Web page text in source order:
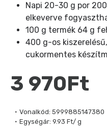
Vonalkód: 5999885147380
Egységár: 9.93 Ft/ g
3 970Ft
Napi 20-30 g por
elkeverve
100 g termék 64 g
400 g-os
cukormentes